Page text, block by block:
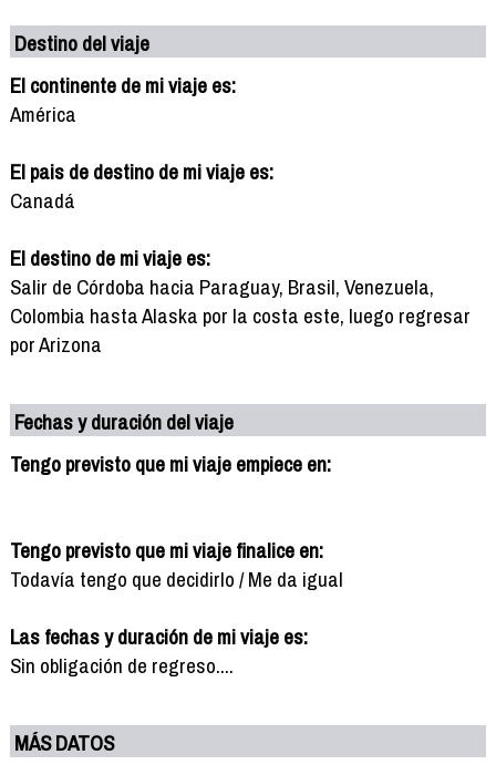
Destino del viaje
El continente de mi viaje es:
América
El pais de destino de mi viaje es:
Canadá
El destino de mi viaje es:
Salir de Córdoba hacia Paraguay, Brasil, Venezuela,
Colombia hasta Alaska por la costa este, luego regresar
por Arizona
Fechas y duración del viaje
Tengo previsto que mi viaje empiece en:
Tengo previsto que mi viaje finalice en:
Todavía tengo que decidirlo / Me da igual
Las fechas y duración de mi viaje es:
Sin obligación de regreso....
MÁS DATOS